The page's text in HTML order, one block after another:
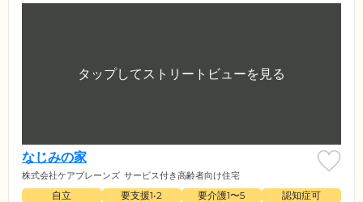
なじみの家
株式会社ケアブレーンズ サービス付き高齢者向け住宅
自立 要支援1•2 要介護1〜5
認知症可